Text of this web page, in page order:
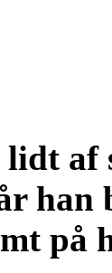
lidt af
han
på